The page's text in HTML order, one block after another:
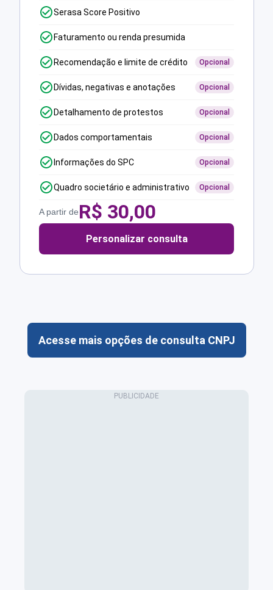
Serasa Score Positivo
Faturamento ou renda presumida
Recomendação e limite de crédito Opcional
Dívidas, negativas e anotações Opcional
Detalhamento de protestos Opcional
Dados comportamentais Opcional
Informações do SPC Opcional
Quadro societário e administrativo Opcional
A partir deR$ 30,00
Personalizar consulta
Acesse mais opções de consulta CNPJ